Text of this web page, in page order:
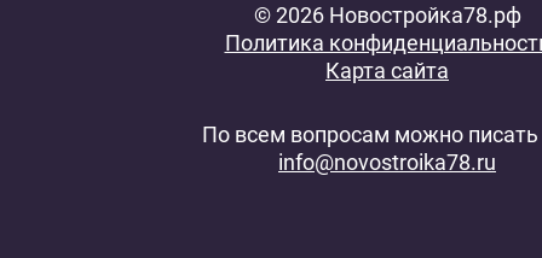
© 2026 Новостройка78.рф
Политика
Карта сайта
По всем вопросам можно писать
info@novostroika78.ru